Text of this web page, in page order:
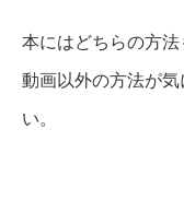
本にはどちらの方
動画以外の方法が
い。